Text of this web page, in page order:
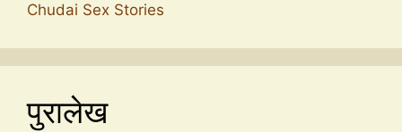
Chudai Sex Stories
पुरालेख